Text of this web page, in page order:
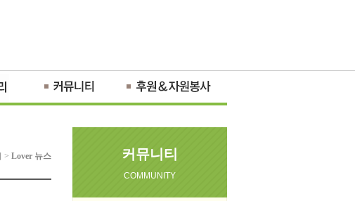
커뮤니티
COMMUNITY
> Lover 뉴스